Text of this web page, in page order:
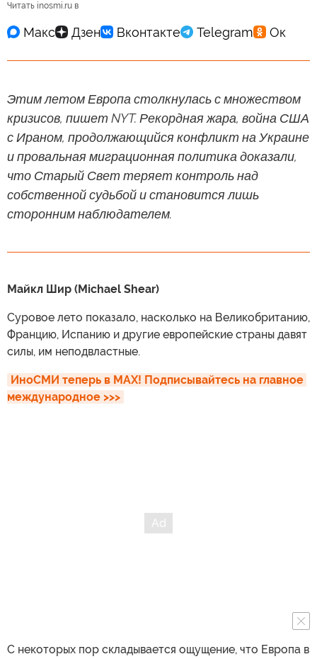
Читать inosmi.ru в
Этим летом Европа столкнулась с множеством
кризисов, пишет NYT. Рекордная жара, война США
с Ираном, продолжающийся конфликт на Украине
и провальная миграционная политика доказали,
что Старый Свет теряет контроль над
собственной судьбой и становится лишь
сторонним наблюдателем.
Майкл Шир (Michael Shear)
Суровое лето показало, насколько на Великобританию,
Францию, Испанию и другие европейские страны давят
силы, им неподвластные.
ИноСМИ теперь в MAX! Подписывайтесь на главное
международное >>>
С некоторых пор складывается ощущение, что Европа в